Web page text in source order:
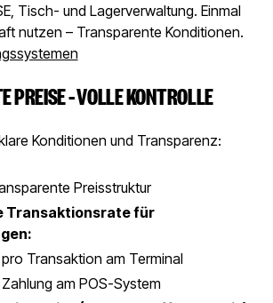
Tisch- und Lagerverwaltung. Einmal
nutzen – Transparente Konditionen.
PREISE – VOLLE KONTROLLE
Konditionen und Transparenz:
Preisstruktur
Transaktionsrate für
pro Transaktion am Terminal
Zahlung am POS-System